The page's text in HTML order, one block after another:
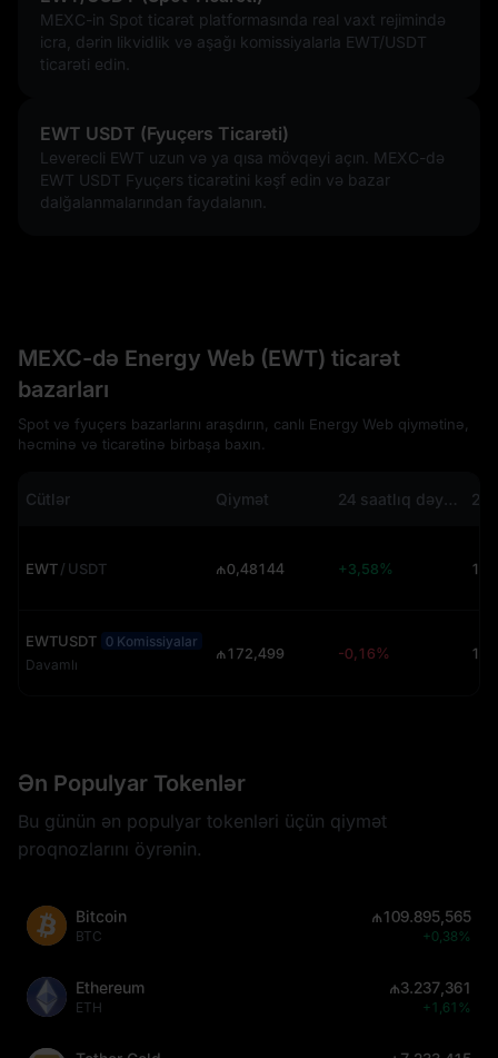
MEXC-in Spot ticarət platformasında real vaxt rejimində
icra, dərin likvidlik və aşağı komissiyalarla EWT/USDT
ticarəti edin.
EWT USDT (Fyuçers Ticarəti)
Leverecli EWT uzun və ya qısa mövqeyi açın. MEXC-də
EWT USDT Fyuçers ticarətini kəşf edin və bazar
dalğalanmalarından faydalanın.
MEXC-də Energy Web (EWT) ticarət
bazarları
Spot və fyuçers bazarlarını araşdırın, canlı Energy Web qiymətinə,
həcminə və ticarətinə birbaşa baxın.
Cütlər Qiymət 24 saatlıq dəyişiklik
EWT/ USDT ₼0,48144 +3,58%
EWTUSDT 0 Komissiyalar
Davamlı
₼172,499 -0,16%
Ən Populyar Tokenlər
Bu günün ən populyar tokenləri üçün qiymət
proqnozlarını öyrənin.
Bitcoin
BTC
₼109.895,565
+0,38%
Ethereum
ETH
₼3.237,361
+1,61%